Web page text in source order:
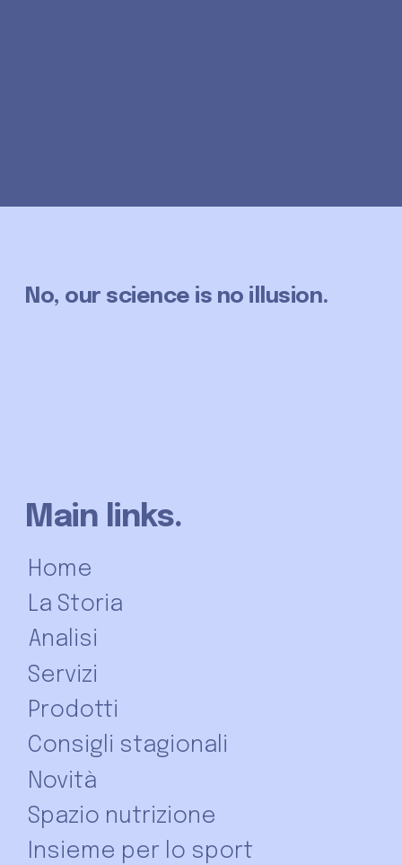
No, our science is no illusion.
Main links.
Home
La Storia
Analisi
Servizi
Prodotti
Consigli stagionali
Novità
Spazio nutrizione
Insieme per lo sport